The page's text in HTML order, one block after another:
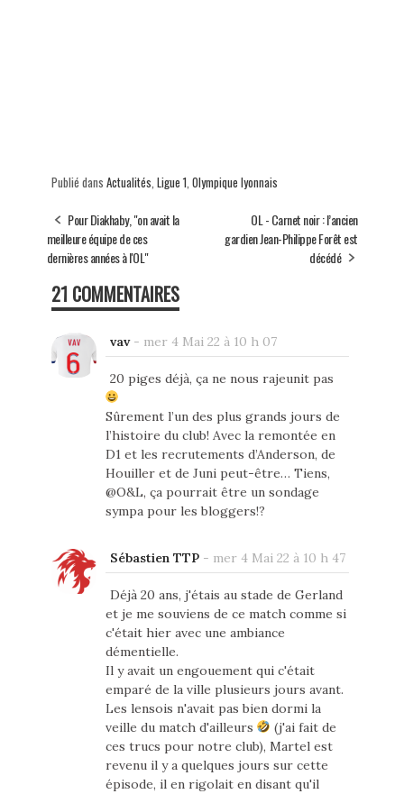
Publié dans Actualités, Ligue 1, Olympique lyonnais
Pour Diakhaby, "on avait la
meilleure équipe de ces
dernières années à l'OL"
OL - Carnet noir : l’ancien
gardien Jean-Philippe Forêt est
décédé
21 COMMENTAIRES
vav- mer 4 Mai 22 à 10 h 07
20 piges déjà, ça ne nous rajeunit pas
Sûrement l’un des plus grands jours de
l’histoire du club! Avec la remontée en
D1 et les recrutements d’Anderson, de
Houiller et de Juni peut-être… Tiens,
@O&L, ça pourrait être un sondage
sympa pour les bloggers!?
Sébastien TTP- mer 4 Mai 22 à 10 h 47
Déjà 20 ans, j'étais au stade de Gerland
et je me souviens de ce match comme si
c'était hier avec une ambiance
démentielle.
Il y avait un engouement qui c'était
emparé de la ville plusieurs jours avant.
Les lensois n'avait pas bien dormi la
veille du match d'ailleurs
(j'ai fait de
ces trucs pour notre club), Martel est
revenu il y a quelques jours sur cette
épisode, il en rigolait en disant qu'il